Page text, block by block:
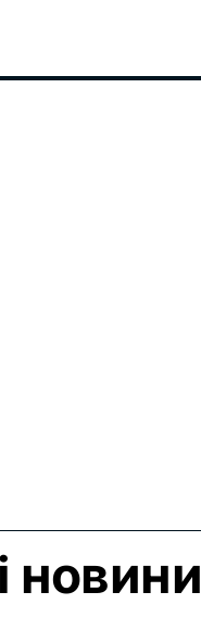
новини